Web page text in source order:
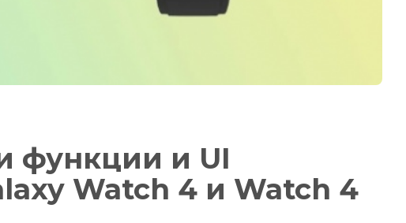
функции и UI
Watch 4 и Watch 4